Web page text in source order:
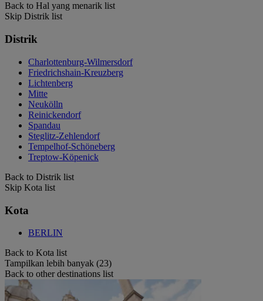
Back to Hal yang menarik list
Skip Distrik list
Distrik
Charlottenburg-Wilmersdorf
Friedrichshain-Kreuzberg
Lichtenberg
Mitte
Neukölln
Reinickendorf
Spandau
Steglitz-Zehlendorf
Tempelhof-Schöneberg
Treptow-Köpenick
Back to Distrik list
Skip Kota list
Kota
BERLIN
Back to Kota list
Tampilkan lebih banyak (23)
Back to other destinations list